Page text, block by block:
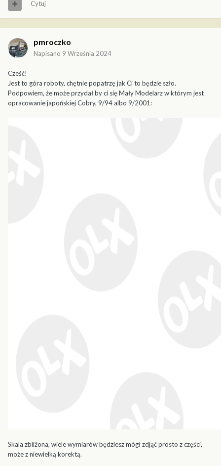
Cytuj
pmroczko
Napisano 9 Września 2024
Cześć!
Jest to góra roboty, chętnie popatrzę jak Ci to będzie szło.
Podpowiem, że może przydał by ci się Mały Modelarz w którym jest
opracowanie japońskiej Cobry, 9/94 albo 9/2001:
Skala zbliżona, wiele wymiarów będziesz mógł zdjąć prosto z części,
może z niewielką korektą.